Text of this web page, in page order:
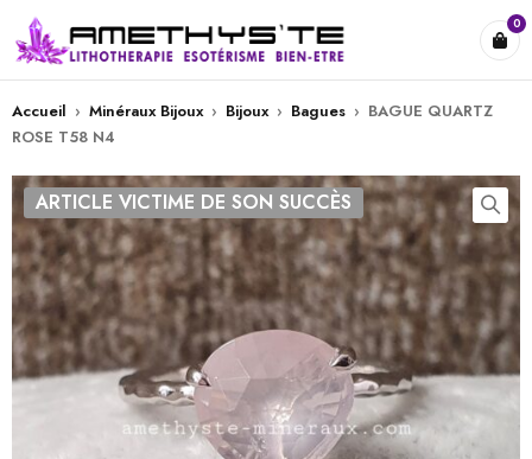
0
Accueil › Minéraux Bijoux › Bijoux › Bagues › BAGUE QUARTZ
ROSE T58 N4
ARTICLE VICTIME DE SON SUCCÈS